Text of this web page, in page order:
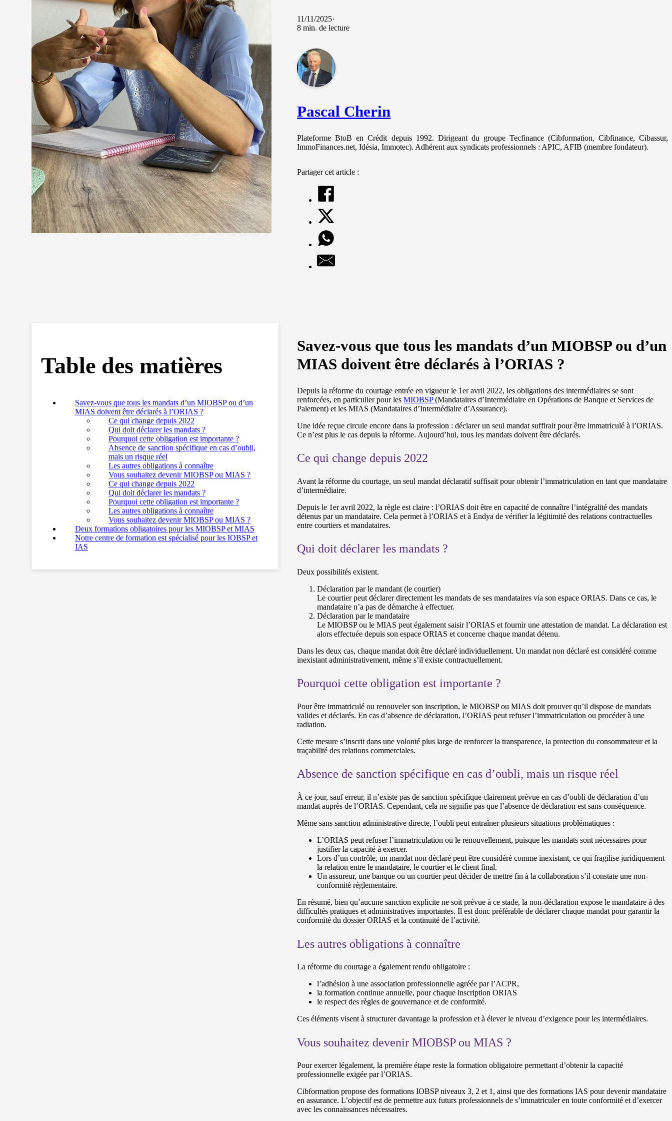
11/11/2025
8 min. de lecture
Pascal Cherin
Plateforme BtoB en Crédit depuis 1992. Dirigeant du groupe Tecfinance (Cibformation, Cibfinance, Cibassur,
ImmoFinances.net, Idésia, Immotec). Adhérent aux syndicats professionnels : APIC, AFIB (membre fondateur).
Partager cet article :
Savez-vous que tous les mandats d’un MIOBSP ou d’un
MIAS doivent être déclarés à l’ORIAS ?
Depuis la réforme du courtage entrée en vigueur le 1er avril 2022, les obligations des intermédiaires se sont
renforcées, en particulier pour lesMIOBSP(Mandataires d’Intermédiaire en Opérations de Banque et Services de
Paiement) et les MIAS (Mandataires d’Intermédiaire d’Assurance).
Une idée reçue circule encore dans la profession : déclarer un seul mandat suffirait pour être immatriculé à l’ORIAS.
Ce n’est plus le cas depuis la réforme. Aujourd’hui, tous les mandats doivent être déclarés.
Ce qui change depuis 2022
Avant la réforme du courtage, un seul mandat déclaratif suffisait pour obtenir l’immatriculation en tant que mandataire
d’intermédiaire.
Depuis le 1er avril 2022, la règle est claire : l’ORIAS doit être en capacité de connaître l’intégralité des mandats
détenus par un mandataire. Cela permet à l’ORIAS et à Endya de vérifier la légitimité des relations contractuelles
entre courtiers et mandataires.
Qui doit déclarer les mandats ?
Deux possibilités existent.
Déclaration par le mandant (le courtier)
Le courtier peut déclarer directement les mandats de ses mandataires via son espace ORIAS. Dans ce cas, le
mandataire n’a pas de démarche à effectuer.
Déclaration par le mandataire
Le MIOBSP ou le MIAS peut également saisir l’ORIAS et fournir une attestation de mandat. La déclaration est
alors effectuée depuis son espace ORIAS et concerne chaque mandat détenu.
Dans les deux cas, chaque mandat doit être déclaré individuellement. Un mandat non déclaré est considéré comme
inexistant administrativement, même s’il existe contractuellement.
Pourquoi cette obligation est importante ?
Pour être immatriculé ou renouveler son inscription, le MIOBSP ou MIAS doit prouver qu’il dispose de mandats
valides et déclarés. En cas d’absence de déclaration, l’ORIAS peut refuser l’immatriculation ou procéder à une
radiation.
Cette mesure s’inscrit dans une volonté plus large de renforcer la transparence, la protection du consommateur et la
traçabilité des relations commerciales.
Absence de sanction spécifique en cas d’oubli, mais un risque réel
À ce jour, sauf erreur, il n’existe pas de sanction spécifique clairement prévue en cas d’oubli de déclaration d’un
mandat auprès de l’ORIAS. Cependant, cela ne signifie pas que l’absence de déclaration est sans conséquence.
Même sans sanction administrative directe, l’oubli peut entraîner plusieurs situations problématiques :
L’ORIAS peut refuser l’immatriculation ou le renouvellement, puisque les mandats sont nécessaires pour
justifier la capacité à exercer.
Lors d’un contrôle, un mandat non déclaré peut être considéré comme inexistant, ce qui fragilise juridiquement
la relation entre le mandataire, le courtier et le client final.
Un assureur, une banque ou un courtier peut décider de mettre fin à la collaboration s’il constate une non-
conformité réglementaire.
En résumé, bien qu’aucune sanction explicite ne soit prévue à ce stade, la non-déclaration expose le mandataire à des
difficultés pratiques et administratives importantes. Il est donc préférable de déclarer chaque mandat pour garantir la
conformité du dossier ORIAS et la continuité de l’activité.
Les autres obligations à connaître
La réforme du courtage a également rendu obligatoire :
l’adhésion à une association professionnelle agréée par l’ACPR,
la formation continue annuelle, pour chaque inscription ORIAS
le respect des règles de gouvernance et de conformité.
Ces éléments visent à structurer davantage la profession et à élever le niveau d’exigence pour les intermédiaires.
Vous souhaitez devenir MIOBSP ou MIAS ?
Pour exercer légalement, la première étape reste la formation obligatoire permettant d’obtenir la capacité
professionnelle exigée par l’ORIAS.
Cibformation propose des formations IOBSP niveaux 3, 2 et 1, ainsi que des formations IAS pour devenir mandataire
en assurance. L’objectif est de permettre aux futurs professionnels de s’immatriculer en toute conformité et d’exercer
avec les connaissances nécessaires.
Table des matières
Savez-vous que tous les mandats d’un MIOBSP ou d’un
MIAS doivent être déclarés à l’ORIAS ?
Ce qui change depuis 2022
Qui doit déclarer les mandats ?
Pourquoi cette obligation est importante ?
Absence de sanction spécifique en cas d’oubli,
mais un risque réel
Les autres obligations à connaître
Vous souhaitez devenir MIOBSP ou MIAS ?
Ce qui change depuis 2022
Qui doit déclarer les mandats ?
Pourquoi cette obligation est importante ?
Les autres obligations à connaître
Vous souhaitez devenir MIOBSP ou MIAS ?
Deux formations obligatoires pour les MIOBSP et MIAS
Notre centre de formation est spécialisé pour les IOBSP et
IAS